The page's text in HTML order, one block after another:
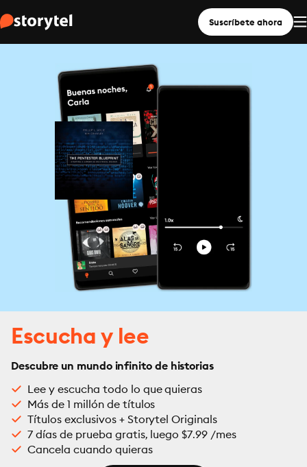
Suscríbete ahora
Escucha y lee
Descubre un mundo infinito de historias
Lee y escucha todo lo que quieras
Más de 1 millón de títulos
Títulos exclusivos + Storytel Originals
7 días de prueba gratis, luego $7.99 /mes
Cancela cuando quieras